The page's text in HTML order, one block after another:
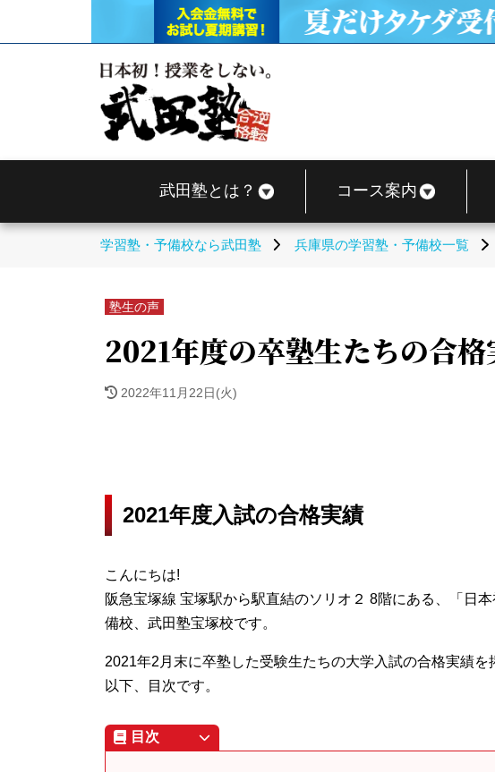
武田塾とは？ コース案内
学習塾・予備校なら武田塾 兵庫県の学習塾・予備校一覧
塾生の声
2021年度の卒塾生たちの合
2022年11月22日(火)
2021年度入試の合格実績
こんにちは!
阪急宝塚線 宝塚駅から駅直結のソリオ２ 8階にある、「日
備校、武田塾宝塚校です。
2021年2月末に卒塾した受験生たちの大学入試の合格実績を
以下、目次です。
目次